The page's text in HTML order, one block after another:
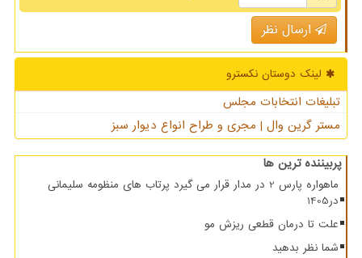
ارسال نظر
لینک دوستان نكسترو
تبلیغات انتخابات مجلس
مستر گرین وال | مجری و طراح انواع دیوار سبز
پربیننده ترین ها
ماهواره پارس 2 در مدار قرار می گیرد پرتاب های منظومه سلیمانی
در1405
علت تا درمان قطعی ریزش مو
شما نظر بدهید